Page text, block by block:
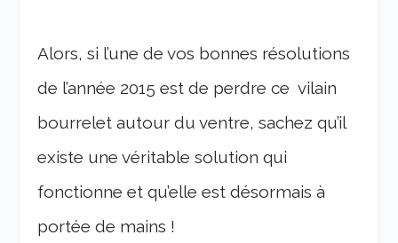
Alors, si l’une de vos bonnes résolutions
de l’année 2015 est de perdre ce vilain
bourrelet autour du ventre, sachez qu’il
existe une véritable solution qui
fonctionne et qu’elle est désormais à
portée de mains !